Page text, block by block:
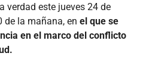
verdad este jueves 24 de
de la mañana, en el que se
en el marco del conflicto